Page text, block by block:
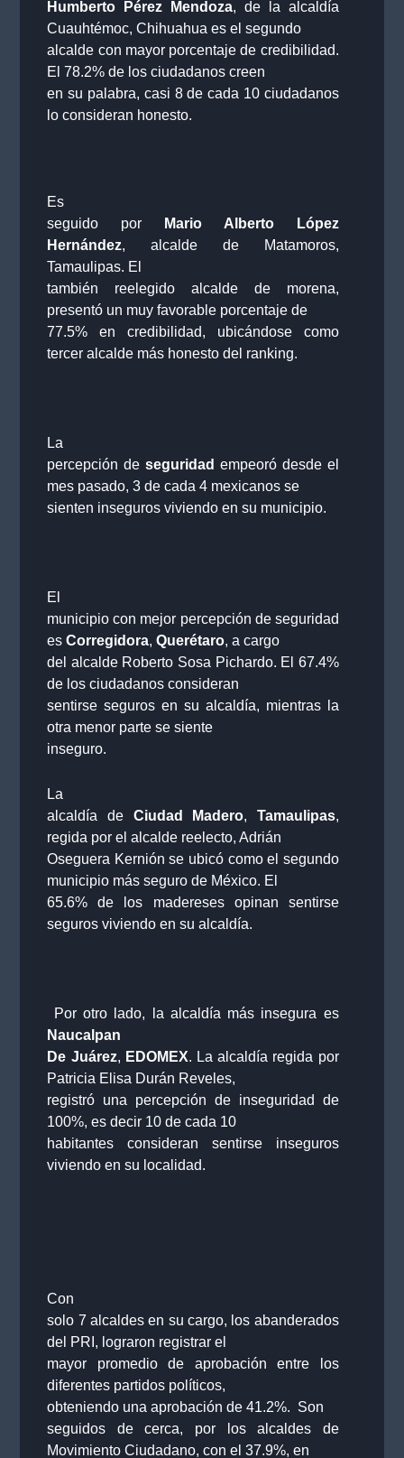
Humberto Pérez Mendoza, de la alcaldía
Cuauhtémoc, Chihuahua es el segundo
alcalde con mayor porcentaje de credibilidad.
El 78.2% de los ciudadanos creen
en su palabra, casi 8 de cada 10 ciudadanos
lo consideran honesto.
Es
seguido por
Mario Alberto López
Hernández, alcalde de Matamoros,
Tamaulipas. El
también reelegido alcalde de morena,
presentó un muy favorable porcentaje de
77.5% en credibilidad, ubicándose como
tercer alcalde más honesto del ranking.
La
percepción deseguridad empeoró desde el
mes pasado, 3 de cada 4 mexicanos se
sienten inseguros viviendo en su municipio.
El
municipio con mejor percepción de seguridad
esCorregidora,Querétaro, a cargo
del alcalde Roberto Sosa Pichardo. El 67.4%
de los ciudadanos consideran
sentirse seguros en su alcaldía, mientras la
otra menor parte se siente
inseguro.
La
alcaldía de Ciudad Madero, Tamaulipas,
regida por el alcalde reelecto, Adrián
Oseguera Kernión se ubicó como el segundo
municipio más seguro de México. El
65.6% de los madereses opinan sentirse
seguros viviendo en su alcaldía.
Por otro lado, la alcaldía más insegura es
Naucalpan
De Juárez, EDOMEX. La alcaldía regida por
Patricia Elisa Durán Reveles,
registró una percepción de inseguridad de
100%, es decir 10 de cada 10
habitantes consideran sentirse inseguros
viviendo en su localidad.
Con
solo 7 alcaldes en su cargo, los abanderados
del PRI, lograron registrar el
mayor promedio de aprobación entre los
diferentes partidos políticos,
obteniendo una aprobación de 41.2%. Son
seguidos de cerca, por los alcaldes de
Movimiento Ciudadano, con el 37.9%, en